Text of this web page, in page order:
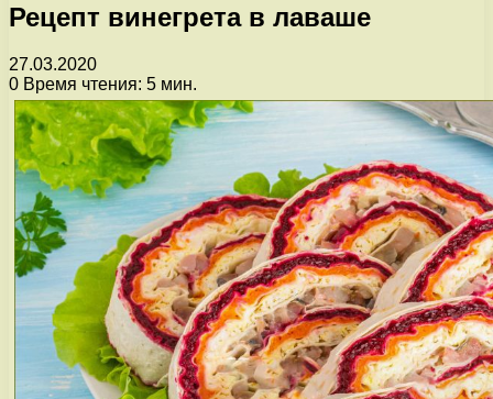
Рецепт винегрета в лаваше
27.03.2020
0 Время чтения: 5 мин.